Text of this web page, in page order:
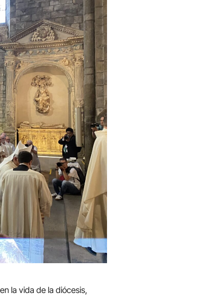
la vida de la diócesis,